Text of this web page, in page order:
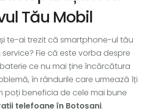
Tău Mobil
te-ai trezit că smartphone-ul tău
Fie că este vorba despre
ce nu mai ține încărcătura
în rândurile care urmează îți
poți beneficia de cele mai bune
telefoane în Botoșani.